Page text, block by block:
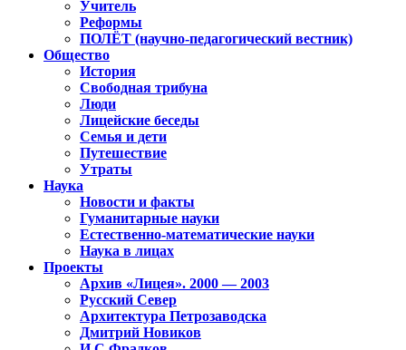
Учитель
Реформы
ПОЛЁТ (научно-педагогический вестник)
Общество
История
Свободная трибуна
Люди
Лицейские беседы
Семья и дети
Путешествие
Утраты
Наука
Новости и факты
Гуманитарные науки
Естественно-математические науки
Наука в лицах
Проекты
Архив «Лицея». 2000 — 2003
Русский Север
Архитектура Петрозаводска
Дмитрий Новиков